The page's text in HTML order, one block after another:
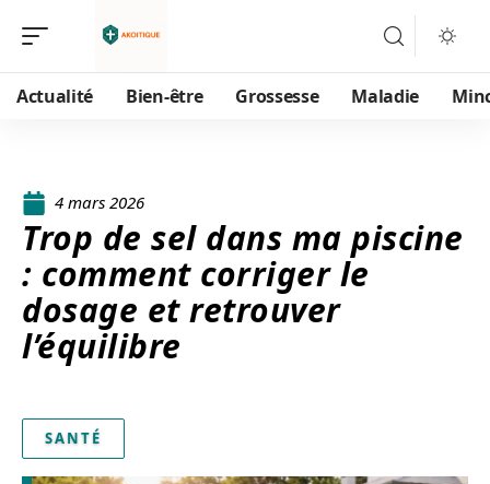
Actualité Bien-être Grossesse Maladie
4 mars 2026
Trop de sel dans ma piscine
: comment corriger le
dosage et retrouver
l’équilibre
SANTÉ